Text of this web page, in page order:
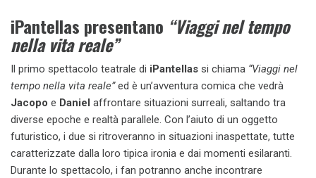
iPantellas presentano “Viaggi nel tempo
nella vita reale”
Il primo spettacolo teatrale di iPantellas si chiama “Viaggi nel
tempo nella vita reale”ed è un’avventura comica che vedrà
Jacopo e Daniel affrontare situazioni surreali, saltando tra
diverse epoche e realtà parallele. Con l’aiuto di un oggetto
futuristico, i due si ritroveranno in situazioni inaspettate, tutte
caratterizzate dalla loro tipica ironia e dai momenti esilaranti.
Durante lo spettacolo, i fan potranno anche incontrare